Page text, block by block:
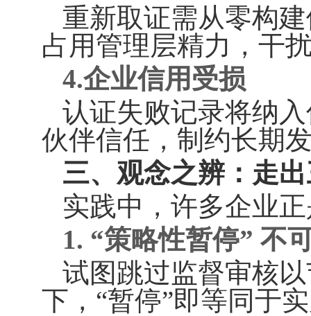
重新取证需从零构
占用管理层精力，干
4.企业信用受损
认证失败记录将纳
伙伴信任，制约长期
三、观念之辨：走
实践中，许多企业
1. “策略性暂停” 不
试图跳过监督审核
下，“暂停”即等同于